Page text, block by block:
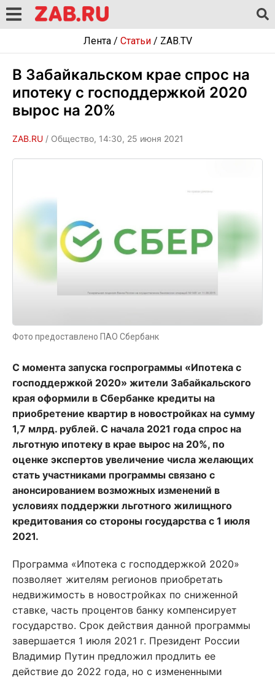
Лента/ Статьи/ ZAB.TV
В Забайкальском крае спрос на
ипотеку с господдержкой 2020
вырос на 20%
ZAB.RU / Общество, 14:30, 25 июня 2021
Фото предоставлено ПАО Сбербанк
С момента запуска госпрограммы «Ипотека с
господдержкой 2020» жители Забайкальского
края оформили в Сбербанке кредиты на
приобретение квартир в новостройках на сумму
1,7 млрд. рублей. С начала 2021 года спрос на
льготную ипотеку в крае вырос на 20%, по
оценке экспертов увеличение числа желающих
стать участниками программы связано с
анонсированием возможных изменений в
условиях поддержки льготного жилищного
кредитования со стороны государства с 1 июля
2021.
Программа «Ипотека с господдержкой 2020»
позволяет жителям регионов приобретать
недвижимость в новостройках по сниженной
ставке, часть процентов банку компенсирует
государство. Срок действия данной программы
завершается 1 июля 2021 г. Президент России
Владимир Путин предложил продлить ее
действие до 2022 года, но с измененными